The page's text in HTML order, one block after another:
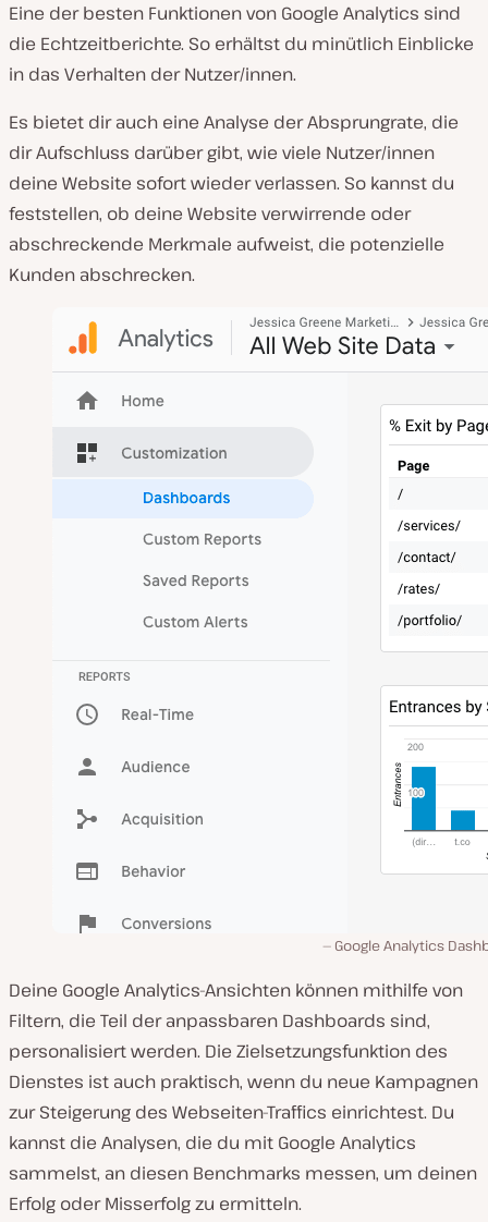
Eine der besten Funktionen von Google Analytics sind
die Echtzeitberichte. So erhältst du minütlich Einblicke
in das Verhalten der Nutzer/innen.
Es bietet dir auch eine Analyse der Absprungrate, die
dir Aufschluss darüber gibt, wie viele Nutzer/innen
deine Website sofort wieder verlassen. So kannst du
feststellen, ob deine Website verwirrende oder
abschreckende Merkmale aufweist, die potenzielle
Kunden abschrecken.
Google Analytics
Deine Google Analytics-Ansichten können mithilfe von
Filtern, die Teil der anpassbaren Dashboards sind,
personalisiert werden. Die Zielsetzungsfunktion des
Dienstes ist auch praktisch, wenn du neue Kampagnen
zur Steigerung des Webseiten-Traffics einrichtest. Du
kannst die Analysen, die du mit Google Analytics
sammelst, an diesen Benchmarks messen, um deinen
Erfolg oder Misserfolg zu ermitteln.